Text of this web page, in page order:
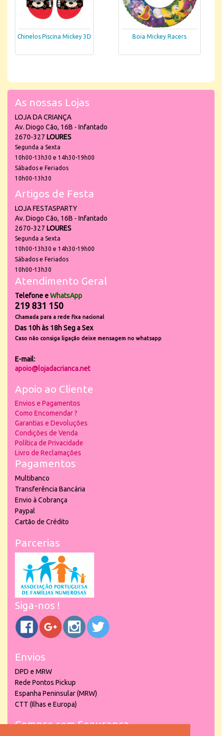
Chinelos Piscina Mickey 3D Boia Mickey Racers
As nossas Lojas
LOJA DA CRIANÇA
Av. Diogo Cão, 16B - Infantado
2670-327 LOURES
Segunda a Sexta
10h00-13h30 e 14h30-19h00
Sábados e Feriados
10h00-13h30
Artigos de Festa
LOJA FESTASPARTY
Av. Diogo Cão, 16B - Infantado
2670-327 LOURES
Segunda a Sexta
10h00-13h30 e 14h30-19h00
Sábados e Feriados
10h00-13h30
Atendimento Geral
Telefone eWhatsApp
219 831 150
Chamada para a rede fixa nacional
Das 10h às 18h Seg a Sex
Caso não consiga ligação deixe mensagem no whatsapp
E-mail:
apoio@lojadacrianca.net
Apoio ao Cliente
Envios e Pagamentos
Como Encomendar ?
Garantias e Devoluções
Condições de Venda
Política de Privacidade
Livro de Reclamações
Pagamentos
Multibanco
Transferência Bancária
Envio à Cobrança
Paypal
Cartão de Crédito
Parcerias
Siga-nos !
Envios
DPD e MRW
Rede Pontos Pickup
Espanha Peninsular (MRW)
CTT (Ilhas e Europa)
Compre com Segurança